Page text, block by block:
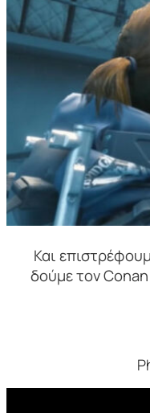
Και
δούμε τον Conan